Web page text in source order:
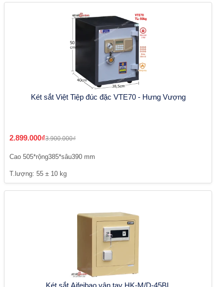
Két sắt Việt Tiệp đúc đặc VTE70 - Hưng Vượng
2.899.000₫3.900.000₫
Cao 505*rộng385*sâu390 mm
T.lượng: 55 ± 10 kg